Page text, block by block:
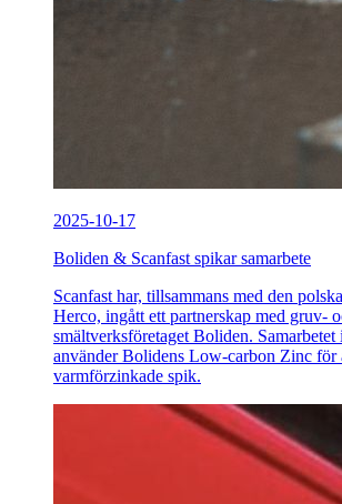
2025-10-17
Boliden & Scanfast spikar samarbete
Scanfast har, tillsammans med den
Herco, ingått ett partnerskap med gruv-
smältverksföretaget Boliden. Samarbetet
använder Bolidens Low-carbon Zinc för
varmförzinkade spik.